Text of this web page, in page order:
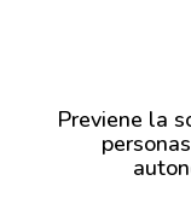
Previene la